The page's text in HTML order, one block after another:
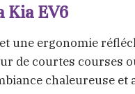
Kia EV6
une ergonomie
de courtes courses
chaleureuse et